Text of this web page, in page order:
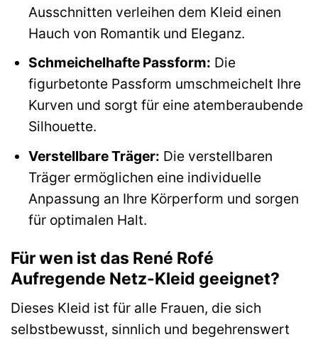
Ausschnitten verleihen dem Kleid einen
Hauch von Romantik und Eleganz.
Schmeichelhafte Passform: Die
figurbetonte Passform umschmeichelt Ihre
Kurven und sorgt für eine atemberaubende
Silhouette.
Verstellbare Träger: Die verstellbaren
Träger ermöglichen eine individuelle
Anpassung an Ihre Körperform und sorgen
für optimalen Halt.
Für wen ist das René Rofé
Aufregende Netz-Kleid geeignet?
Dieses Kleid ist für alle Frauen, die sich
selbstbewusst, sinnlich und begehrenswert